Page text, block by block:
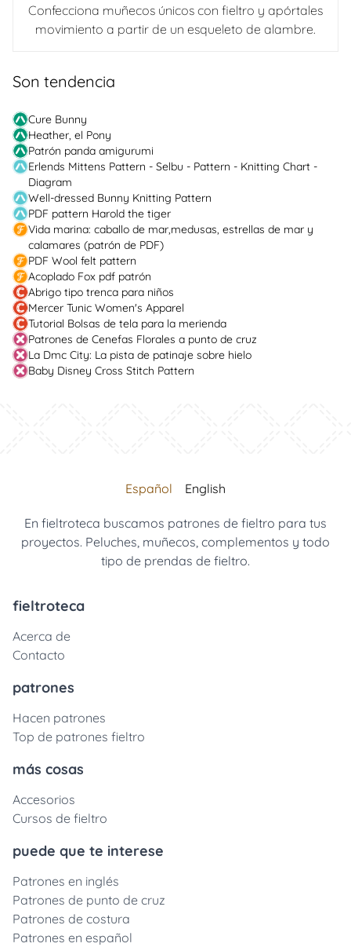
Confecciona muñecos únicos con fieltro y apórtales
movimiento a partir de un esqueleto de alambre.
Son tendencia
Cure Bunny
Heather, el Pony
Patrón panda amigurumi
Erlends Mittens Pattern - Selbu - Pattern - Knitting Chart -
Diagram
Well-dressed Bunny Knitting Pattern
PDF pattern Harold the tiger
Vida marina: caballo de mar,medusas, estrellas de mar y
calamares (patrón de PDF)
PDF Wool felt pattern
Acoplado Fox pdf patrón
Abrigo tipo trenca para niños
Mercer Tunic Women's Apparel
Tutorial Bolsas de tela para la merienda
Patrones de Cenefas Florales a punto de cruz
La Dmc City: La pista de patinaje sobre hielo
Baby Disney Cross Stitch Pattern
Español English
En fieltroteca buscamos patrones de fieltro para tus
proyectos. Peluches, muñecos, complementos y todo
tipo de prendas de fieltro.
fieltroteca
Acerca de
Contacto
patrones
Hacen patrones
Top de patrones fieltro
más cosas
Accesorios
Cursos de fieltro
puede que te interese
Patrones en inglés
Patrones de punto de cruz
Patrones de costura
Patrones en español